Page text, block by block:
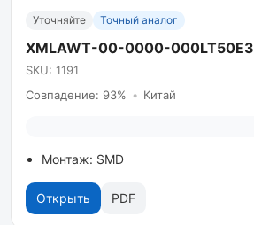
Уточняйте Точный аналог
XMLAWT-00-0000-000LT50E3
SKU: 1191
Совпадение: 93% • Китай
Монтаж: SMD
Открыть PDF